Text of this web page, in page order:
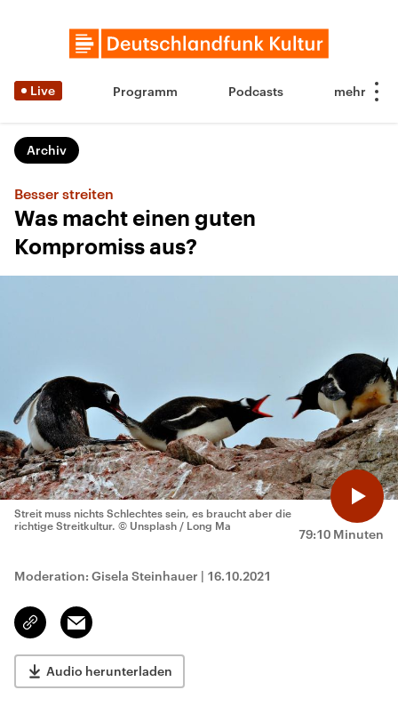
Live Programm Podcasts
Archiv
Besser streiten
Was macht einen guten
Kompromiss aus?
79:10 Minuten
Streit muss nichts Schlechtes sein, es braucht aber die
richtige Streitkultur. © Unsplash / Long Ma
Moderation: Gisela Steinhauer | 16.10.2021
Link
kopieren/teilen
Email
Audio herunterladen